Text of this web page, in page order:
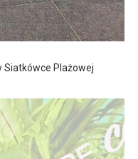
Siatkówce Plażowej